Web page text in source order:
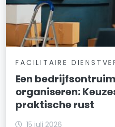
FACILITAIRE
Een
organiseren:
praktische rust
15 juli 2026